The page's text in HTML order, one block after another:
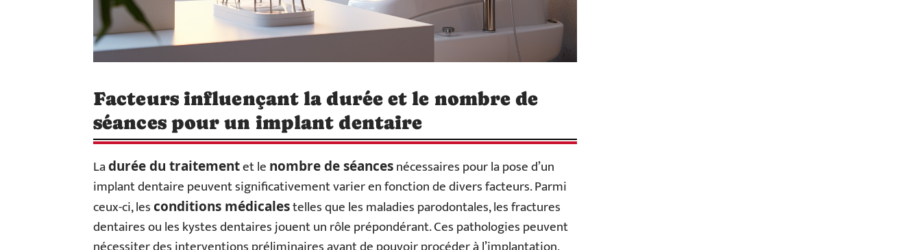
Facteurs influençant la durée et le nombre de
séances pour un implant dentaire
Ladurée du traitementet le nombre de séancesnécessaires pour la pose d’un
implant dentaire peuvent significativement varier en fonction de divers facteurs. Parmi
ceux-ci, lesconditions médicalestelles que les maladies parodontales, les fractures
dentaires ou les kystes dentaires jouent un rôle prépondérant. Ces pathologies peuvent